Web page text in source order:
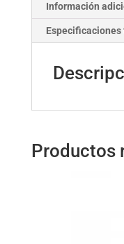
Información
Especificaciones
Productos